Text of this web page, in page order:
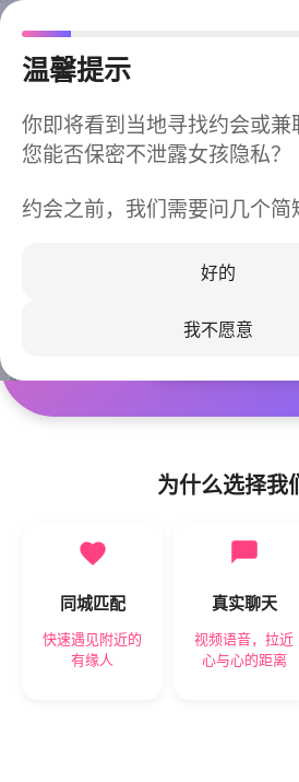
温馨提示
你即将看到当地寻找约会或兼
您能否保密不泄露女孩隐私？
约会之前，我们需要问几个简
好的
我不愿意
今晚不再
同城快速匹配，马上认
立即下载
为什么选择我
同城匹配
快速遇见附近的
有缘人
真实聊天
视频语音，拉近
心与心的距离